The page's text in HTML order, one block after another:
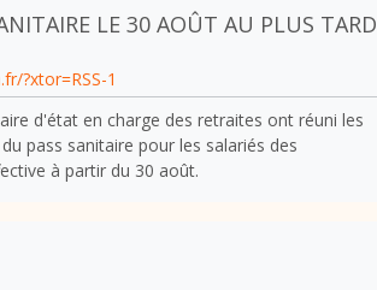
LE 30 AOÛT AU PLUS TARD
?xtor=RSS-1
d'état en charge des retraites ont réuni les
pass sanitaire pour les salariés des
à partir du 30 août.